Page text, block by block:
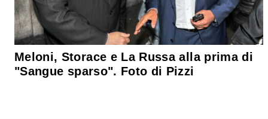
Meloni, Storace e La Russa alla prima di
"Sangue sparso". Foto di Pizzi